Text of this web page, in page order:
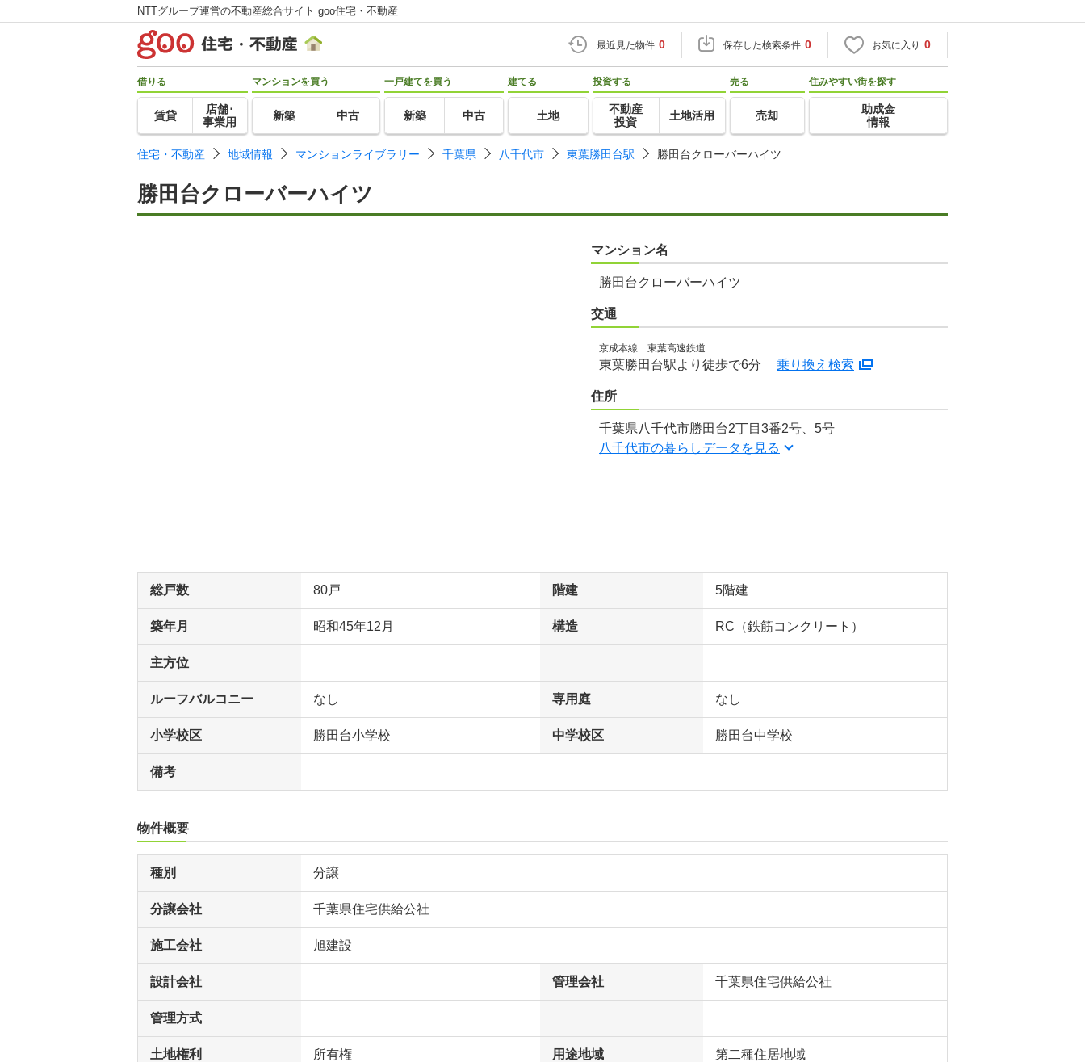
NTTグループ運営の不動産総合サイト goo住宅・不動産
最近見た物件 0 保存した検索条件 0 お気に入り 0
借りる
賃貸
店舗･
事業用
マンションを買う
新築 中古
一戸建てを買う
新築 中古
建てる
土地
投資する
不動産
投資
土地活用
売る
売却
住みやすい街を探す
助成金
情報
住宅・不動産 地域情報 マンションライブラリー 千葉県 八千代市 東葉勝田台駅 勝田台クローバーハイツ
勝田台クローバーハイツ
マンション名
勝田台クローバーハイツ
交通
京成本線 東葉高速鉄道
東葉勝田台駅より徒歩で6分 乗り換え検索
住所
千葉県八千代市勝田台2丁目3番2号、5号
八千代市の暮らしデータを見る
総戸数 80戸 階建 5階建
築年月 昭和45年12月 構造 RC（鉄筋コンクリート）
主方位
ルーフバルコニー なし 専用庭 なし
小学校区 勝田台小学校 中学校区 勝田台中学校
備考
物件概要
種別 分譲
分譲会社 千葉県住宅供給公社
施工会社 旭建設
設計会社 管理会社 千葉県住宅供給公社
管理方式
土地権利 所有権 用途地域 第二種住居地域